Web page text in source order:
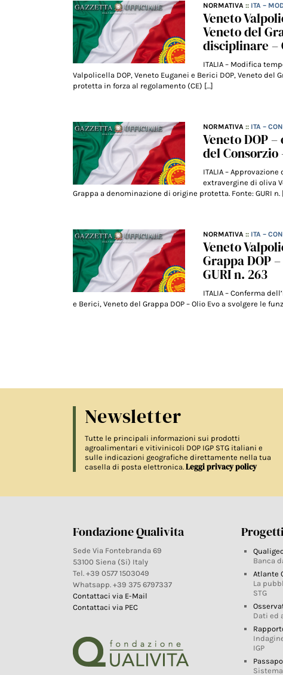
NORMATIVA :: ITA –
Veneto
Veneto del
disciplinare –
ITALIA – Modifica
Valpolicella DOP, Veneto Euganei e Berici DOP, Veneto
protetta in forza al regolamento (CE) […]
NORMATIVA :: ITA –
Veneto DOP
del Consorzio
ITALIA –
extravergine di oliva
Grappa a denominazione di origine protetta. Fonte: GURI n.
NORMATIVA :: ITA –
Veneto
Grappa DOP
GURI n. 263
ITALIA – Conferma
e Berici, Veneto del Grappa DOP – Olio Evo a svolgere le
Newsletter
Tutte le principali informazioni sui prodotti
agroalimentari e vitivinicoli DOP IGP STG italiani e
sulle indicazioni geografiche direttamente nella tua
casella di posta elettronica. Leggi privacy policy
Fondazione Qualivita
Sede Via Fontebranda 69
53100 Siena (Si) Italy
Tel. +39 0577 1503049
Whatsapp. +39 375 6797337
Contattaci via E-Mail
Contattaci via PEC
Banca
Atlante
La
STG
Dati ed
IGP